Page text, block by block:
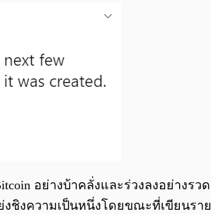
อย่างบ้าคลั่งและร่วงลงอย่างร
งความเป็นหนึ่งโดยขณะที่เขียนรา